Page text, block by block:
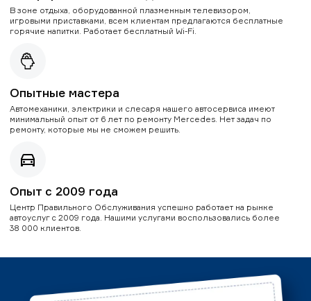
В зоне отдыха, оборудованной плазменным телевизором,
игровыми приставками, всем клиентам предлагаются бесплатные
горячие напитки. Работает бесплатный Wi-Fi.
Опытные мастера
Автомеханики, электрики и слесаря нашего автосервиса имеют
минимальный опыт от 6 лет по ремонту Mercedes. Нет задач по
ремонту, которые мы не сможем решить.
Опыт с 2009 года
Центр Правильного Обслуживания успешно работает на рынке
автоуслуг с 2009 года. Нашими услугами воспользовались более
38 000 клиентов.